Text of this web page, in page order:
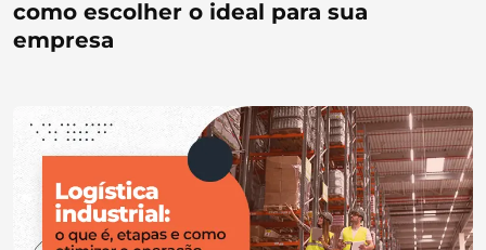
como escolher o ideal para sua
empresa